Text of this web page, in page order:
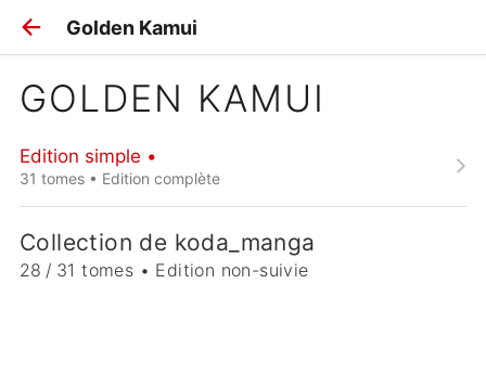
Golden Kamui
GOLDEN KAMUI
Edition simple •
31 tomes • Edition complète
Collection de koda_manga
28 / 31 tomes • Edition non-suivie